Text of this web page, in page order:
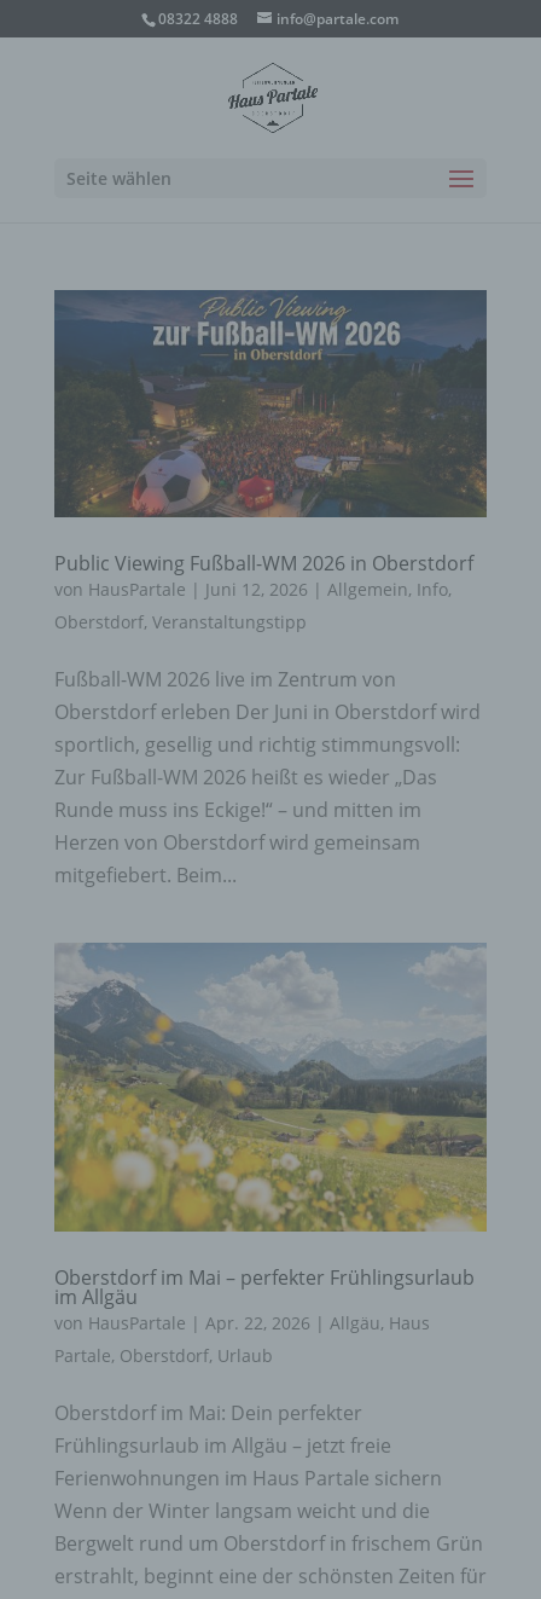
08322 4888 info@partale.com
Seite wählen
Public Viewing Fußball-WM 2026 in Oberstdorf
von HausPartale | Juni 12, 2026 | Allgemein, Info,
Oberstdorf, Veranstaltungstipp
Fußball-WM 2026 live im Zentrum von
Oberstdorf erleben Der Juni in Oberstdorf wird
sportlich, gesellig und richtig stimmungsvoll:
Zur Fußball-WM 2026 heißt es wieder „Das
Runde muss ins Eckige!“ – und mitten im
Herzen von Oberstdorf wird gemeinsam
mitgefiebert. Beim...
Oberstdorf im Mai – perfekter Frühlingsurlaub
im Allgäu
von HausPartale | Apr. 22, 2026 | Allgäu, Haus
Partale, Oberstdorf, Urlaub
Oberstdorf im Mai: Dein perfekter
Frühlingsurlaub im Allgäu – jetzt freie
Ferienwohnungen im Haus Partale sichern
Wenn der Winter langsam weicht und die
Bergwelt rund um Oberstdorf in frischem Grün
erstrahlt, beginnt eine der schönsten Zeiten für